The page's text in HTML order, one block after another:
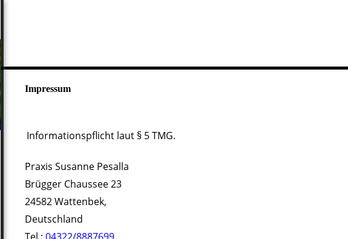
Impressum
Informationspflicht laut § 5 TMG.
Praxis Susanne Pesalla
Brügger Chaussee 23
24582 Wattenbek,
Deutschland